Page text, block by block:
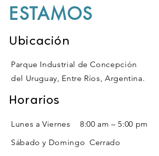
ESTAMOS
Ubicación
Parque Industrial de Concepción
del Uruguay, Entre Ríos, Argentina.
Horarios
Lunes a Viernes
8:00 am – 5:00 pm
Sábado y Domingo Cerrado